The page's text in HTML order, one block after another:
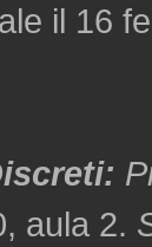
il 16
aula 2.